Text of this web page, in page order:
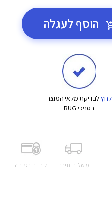
הוסף לעגלה
לחץלבדיקת מלאי המוצר
בסניפי BUG
משלוח חינם קנייה בטוחה